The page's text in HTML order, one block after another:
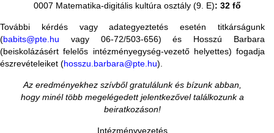
0007 Matematika-digitális kultúra osztály (9. E): 32 fő
További kérdés vagy adategyeztetés esetén titkárságunk
(babits@pte.hu vagy 06-72/503-656) és Hosszú Barbara
(beiskolázásért felelős intézményegység-vezető helyettes) fogadja
észrevételeiket (hosszu.barbara@pte.hu).
Az eredményekhez szívből gratulálunk és bízunk abban,
hogy minél több megelégedett jelentkezővel találkozunk a
beiratkozáson!
Intézményvezetés